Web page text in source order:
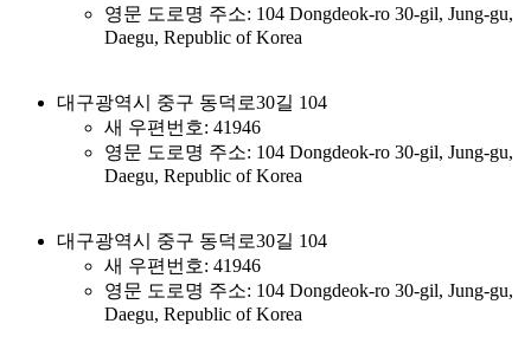
영문 도로명 주소: 104 Dongdeok-ro 30-gil, Jung-gu,
Daegu, Republic of Korea
대구광역시 중구 동덕로30길 104
새 우편번호: 41946
영문 도로명 주소: 104 Dongdeok-ro 30-gil, Jung-gu,
Daegu, Republic of Korea
대구광역시 중구 동덕로30길 104
새 우편번호: 41946
영문 도로명 주소: 104 Dongdeok-ro 30-gil, Jung-gu,
Daegu, Republic of Korea